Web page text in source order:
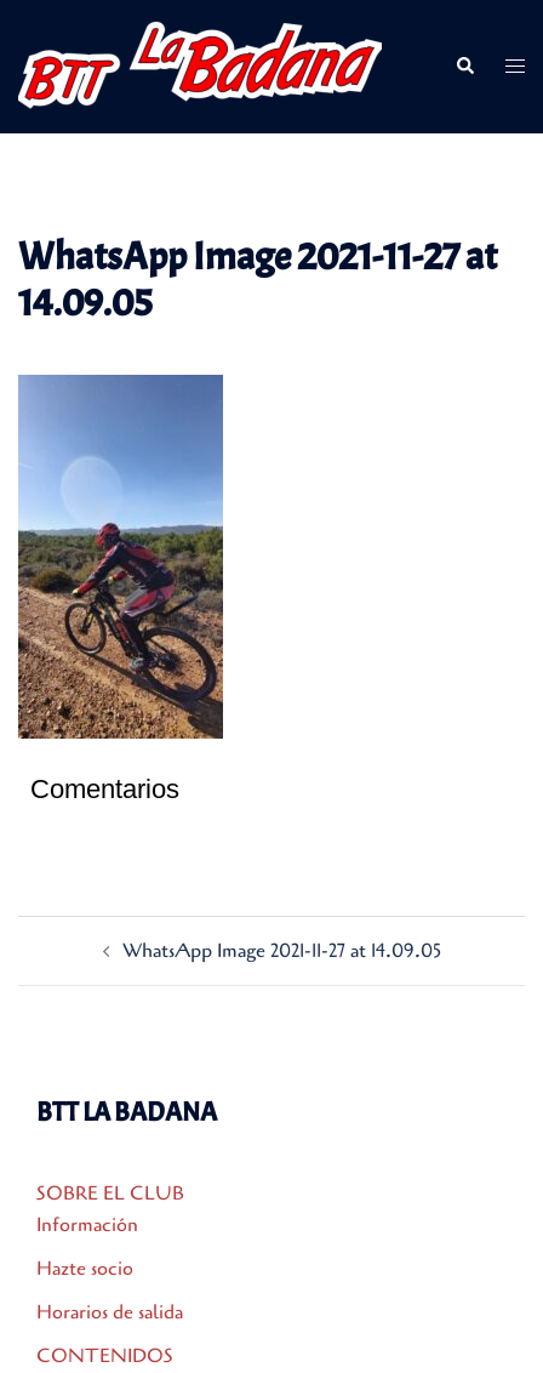
contenido
Buscar
WhatsApp Image 2021-11-27 at
14.09.05
Comentarios
WhatsApp Image 2021-11-27 at 14.09.05
BTT LA BADANA
SOBRE EL CLUB
Información
Hazte socio
Horarios de salida
CONTENIDOS